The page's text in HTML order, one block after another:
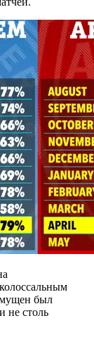
был
не столь